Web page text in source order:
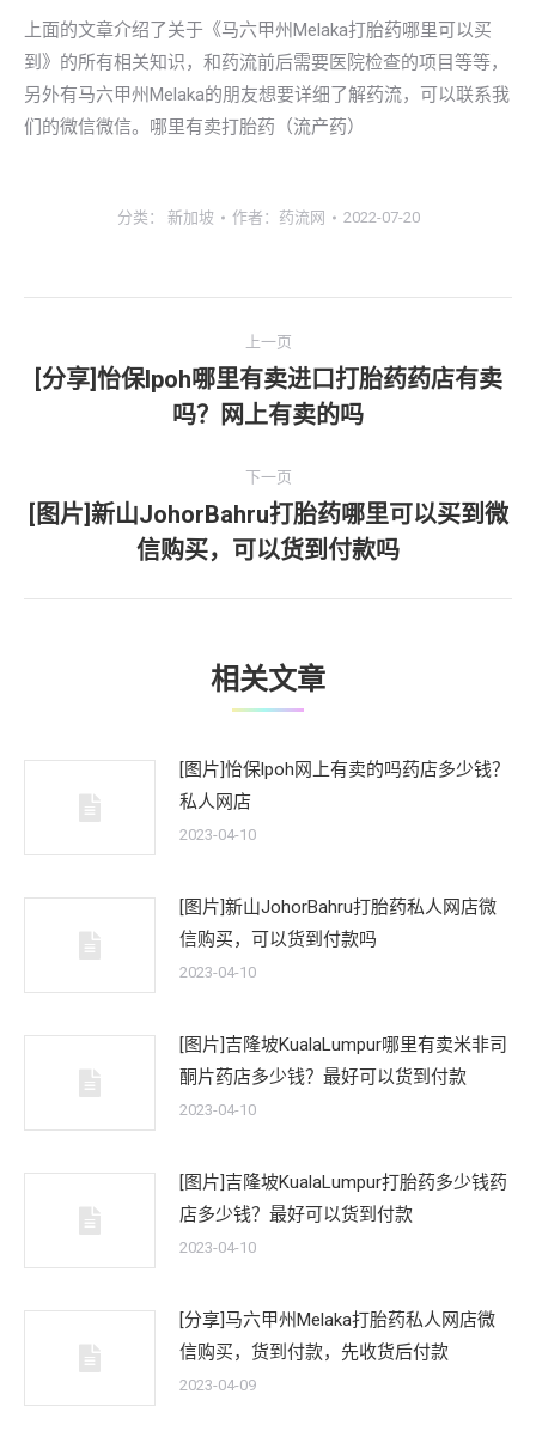
上面的文章介绍了关于《马六甲州Melaka打胎药哪里可以买
到》的所有相关知识，和药流前后需要医院检查的项目等等，
另外有马六甲州Melaka的朋友想要详细了解药流，可以联系我
们的微信微信。哪里有卖打胎药（流产药）
分类： 新加坡 作者： 药流网 2022-07-20
章
上一页
上
一
[分享]怡保lpoh哪里有卖进口打胎药药店有卖
吗？网上有卖的吗
下一页
下
一
文
[图片]新山JohorBahru打胎药哪里可以买到微
信购买，可以货到付款吗
相关文章
[图片]怡保lpoh网上有卖的吗药店多少钱？
私人网店
2023-04-10
[图片]新山JohorBahru打胎药私人网店微
信购买，可以货到付款吗
2023-04-10
[图片]吉隆坡KualaLumpur哪里有卖米非司
酮片药店多少钱？最好可以货到付款
2023-04-10
[图片]吉隆坡KualaLumpur打胎药多少钱药
店多少钱？最好可以货到付款
2023-04-10
[分享]马六甲州Melaka打胎药私人网店微
信购买，货到付款，先收货后付款
2023-04-09